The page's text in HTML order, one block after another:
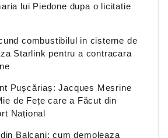
lui Piedone dupa o licitatie
combustibilul in cisterne de
Starlink pentru a contracara
Pușcăriaș: Jacques Mesrine
de Fețe care a Făcut din
Național
Balcani: cum demoleaza